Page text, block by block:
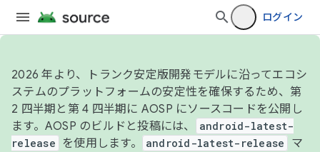
ログイン
2026 年より、トランク安定版開発モデルに沿ってエコシ
ステムのプラットフォームの安定性を確保するため、第
2 四半期と第 4 四半期に AOSP にソースコードを公開し
ます。AOSP のビルドと投稿には、
android-latest-
release
を使用します。 android-latest-release
マ